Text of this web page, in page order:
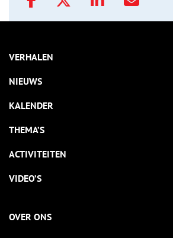
VERHALEN
NIEUWS
KALENDER
THEMA’S
ACTIVITEITEN
VIDEO’S
OVER ONS